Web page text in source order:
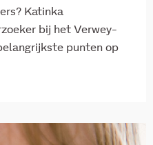
Katinka
bij het Verwey-
punten op